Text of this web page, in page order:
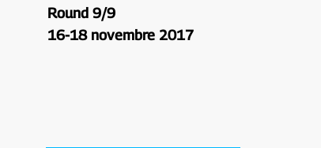
Round 9/9
16-18 novembre 2017